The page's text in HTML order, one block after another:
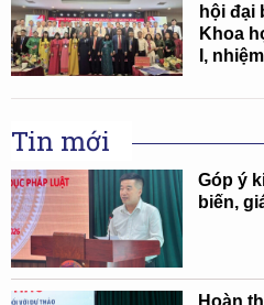
hội đại
Khoa
I,
Tin mới
Góp ý
biến,
Hoàn